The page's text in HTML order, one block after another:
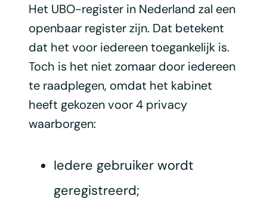
Het UBO-register in Nederland zal een
openbaar register zijn. Dat betekent
dat het voor iedereen toegankelijk is.
Toch is het niet zomaar door iedereen
te raadplegen, omdat het kabinet
heeft gekozen voor 4 privacy
waarborgen:
Iedere gebruiker wordt
geregistreerd;